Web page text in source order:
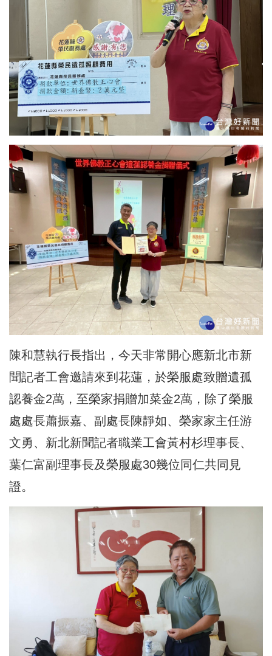
陳和慧執行長指出，今天非常開心應新北市新
聞記者工會邀請來到花蓮，於榮服處致贈遺孤
認養金2萬，至榮家捐贈加菜金2萬，除了榮服
處處長蕭振嘉、副處長陳靜如、榮家家主任游
文勇、新北新聞記者職業工會黃村杉理事長、
葉仁富副理事長及榮服處30幾位同仁共同見
證。